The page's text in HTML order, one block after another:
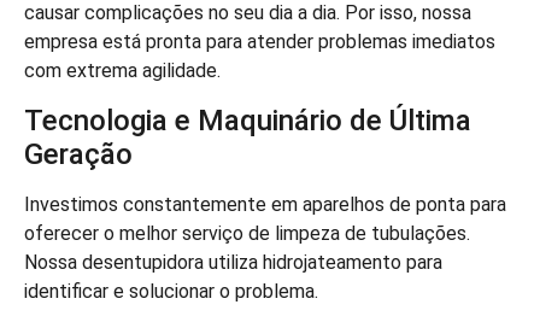
causar complicações no seu dia a dia. Por isso, nossa
empresa está pronta para atender problemas imediatos
com extrema agilidade.
Tecnologia e Maquinário de Última
Geração
Investimos constantemente em aparelhos de ponta para
oferecer o melhor serviço de limpeza de tubulações.
Nossa desentupidora utiliza hidrojateamento para
identificar e solucionar o problema.